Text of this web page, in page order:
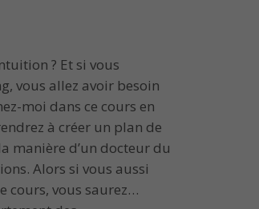
? Et si vous
vous allez avoir besoin
moi dans ce cours en
à créer un plan de
manière d’un docteur du
Alors si vous aussi
cours, vous saurez…